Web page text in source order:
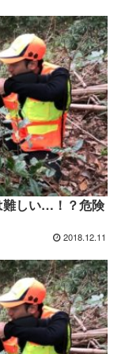
難しい…！？危険
2018.12.11